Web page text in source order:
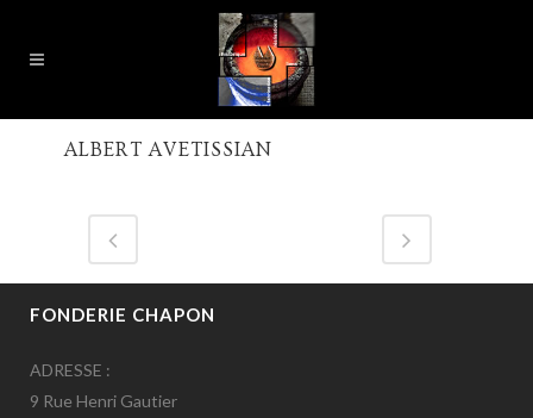
ALBERT AVETISSIAN
FONDERIE CHAPON
ADRESSE :
9 Rue Henri Gautier